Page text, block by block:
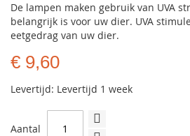
De lampen maken gebruik van UVA
belangrijk is voor uw dier. UVA
eetgedrag van uw dier.
€ 9,60
Levertijd: Levertijd 1 week
Aantal